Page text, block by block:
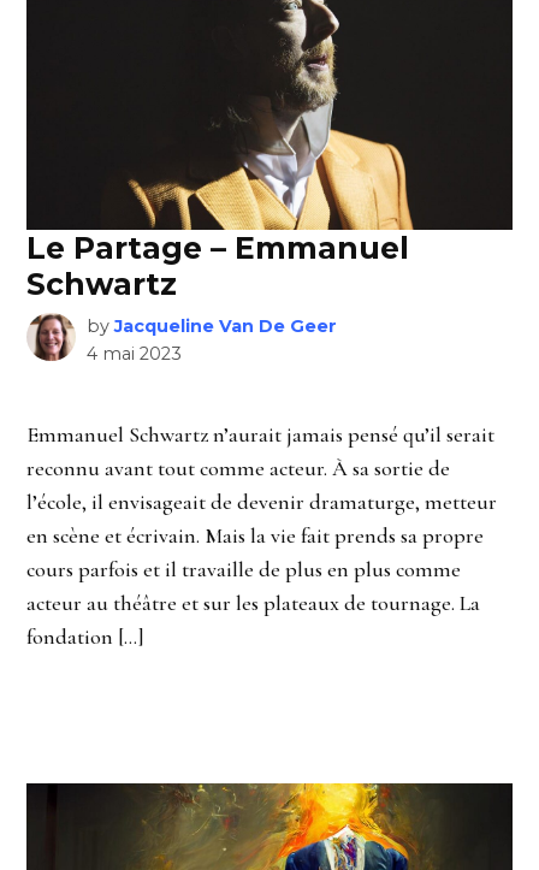
Le Partage – Emmanuel
Schwartz
by Jacqueline Van De Geer
4 mai 2023
Emmanuel Schwartz n’aurait jamais pensé qu’il serait
reconnu avant tout comme acteur. À sa sortie de
l’école, il envisageait de devenir dramaturge, metteur
en scène et écrivain. Mais la vie fait prends sa propre
cours parfois et il travaille de plus en plus comme
acteur au théâtre et sur les plateaux de tournage. La
fondation […]